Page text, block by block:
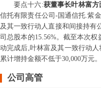
要点十六:获董事长叶林富方
信托有限责任公司-国通信托.紫
及其一致行动人直接和间接持有
司总股本的15.56%。截至本次
动完成后,叶林富及其一致行动
累计增持金额不低于30,000万元。
公司高管